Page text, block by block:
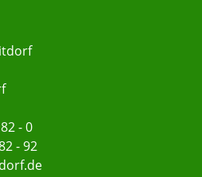
- 0
- 92